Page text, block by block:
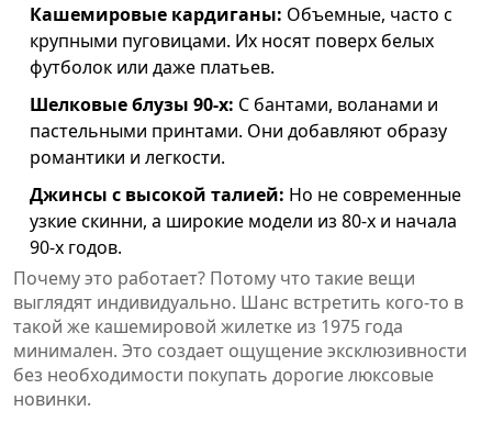
Кашемировые кардиганы: Объемные, часто с
крупными пуговицами. Их носят поверх белых
футболок или даже платьев.
Шелковые блузы 90-х: С бантами, воланами и
пастельными принтами. Они добавляют образу
романтики и легкости.
Джинсы с высокой талией: Но не современные
узкие скинни, а широкие модели из 80-х и начала
90-х годов.
Почему это работает? Потому что такие вещи
выглядят индивидуально. Шанс встретить кого-то в
такой же кашемировой жилетке из 1975 года
минимален. Это создает ощущение эксклюзивности
без необходимости покупать дорогие люксовые
новинки.